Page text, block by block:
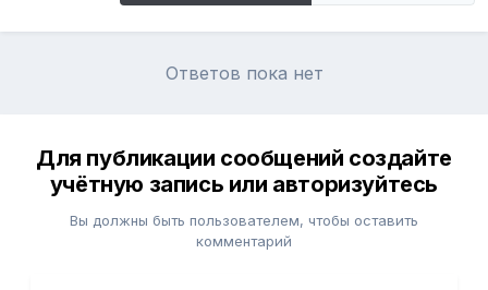
Ответов пока нет
Для публикации сообщений создайте
учётную запись или авторизуйтесь
Вы должны быть пользователем, чтобы оставить
комментарий